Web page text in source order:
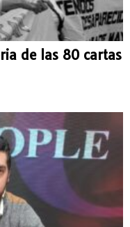
de las 80 cartas